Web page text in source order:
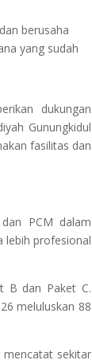
berusaha
yang sudah
dukungan
Gunungkidul
fasilitas dan
PCM dalam
lebih profesional
B dan Paket C.
meluluskan 88
mencatat sekitar